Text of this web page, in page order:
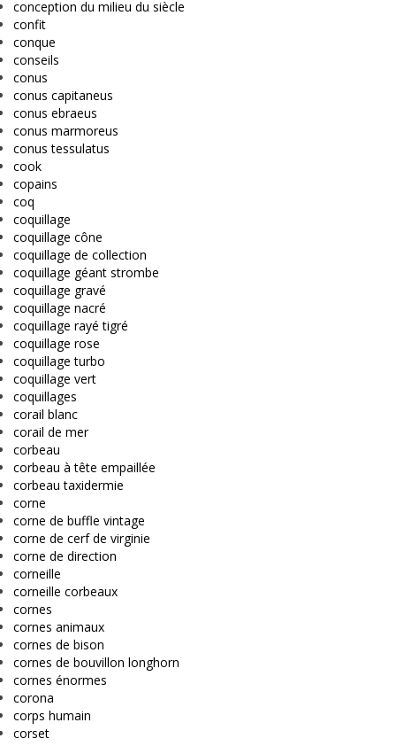
conception du milieu du siècle
confit
conque
conseils
conus
conus capitaneus
conus ebraeus
conus marmoreus
conus tessulatus
cook
copains
coq
coquillage
coquillage cône
coquillage de collection
coquillage géant strombe
coquillage gravé
coquillage nacré
coquillage rayé tigré
coquillage rose
coquillage turbo
coquillage vert
coquillages
corail blanc
corail de mer
corbeau
corbeau à tête empaillée
corbeau taxidermie
corne
corne de buffle vintage
corne de cerf de virginie
corne de direction
corneille
corneille corbeaux
cornes
cornes animaux
cornes de bison
cornes de bouvillon longhorn
cornes énormes
corona
corps humain
corset